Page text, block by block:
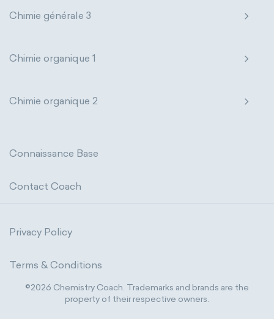
Chimie générale 3
Chimie organique 1
Chimie organique 2
Connaissance Base
Contact Coach
Privacy Policy
Terms & Conditions
©2026 Chemistry Coach. Trademarks and brands are the
property of their respective owners.